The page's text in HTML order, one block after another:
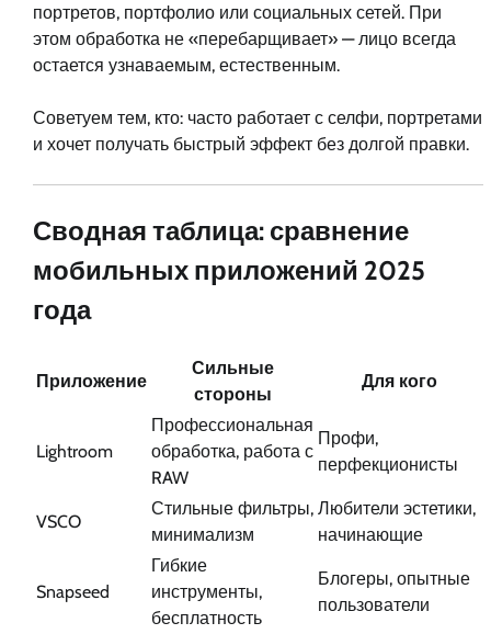
портретов, портфолио или социальных сетей. При
этом обработка не «перебарщивает» — лицо всегда
остается узнаваемым, естественным.
Советуем тем, кто: часто работает с селфи, портретами
и хочет получать быстрый эффект без долгой правки.
Сводная таблица: сравнение
мобильных приложений 2025
года
Приложение
Сильные
стороны
Для кого
Lightroom
Профессиональная
обработка, работа с
RAW
Профи,
перфекционисты
VSCO
Стильные фильтры,
минимализм
Любители эстетики,
начинающие
Snapseed
Гибкие
инструменты,
бесплатность
Блогеры, опытные
пользователи